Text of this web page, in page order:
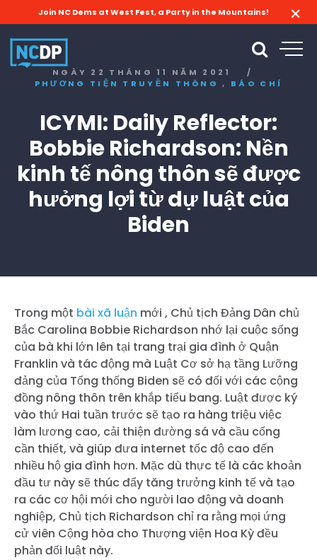
Join NC Dems at West Fest, a Party in the Mountains!
NGÀY 22 THÁNG 11 NĂM 2021
/
PHƯƠNG TIỆN TRUYỀN THÔNG , BÁO CHÍ
ICYMI: Daily Reflector:
Bobbie Richardson: Nền
kinh tế nông thôn sẽ được
hưởng lợi từ dự luật của
Biden
Trong một bài xã luận mới , Chủ tịch Đảng Dân chủ
Bắc Carolina Bobbie Richardson nhớ lại cuộc sống
của bà khi lớn lên tại trang trại gia đình ở Quận
Franklin và tác động mà Luật Cơ sở hạ tầng Lưỡng
đảng của Tổng thống Biden sẽ có đối với các cộng
đồng nông thôn trên khắp tiểu bang. Luật được ký
vào thứ Hai tuần trước sẽ tạo ra hàng triệu việc
làm lương cao, cải thiện đường sá và cầu cống
cần thiết, và giúp đưa internet tốc độ cao đến
nhiều hộ gia đình hơn. Mặc dù thực tế là các khoản
đầu tư này sẽ thúc đẩy tăng trưởng kinh tế và tạo
ra các cơ hội mới cho người lao động và doanh
nghiệp, Chủ tịch Richardson chỉ ra rằng mọi ứng
cử viên Cộng hòa cho Thượng viện Hoa Kỳ đều
phản đối luật này.